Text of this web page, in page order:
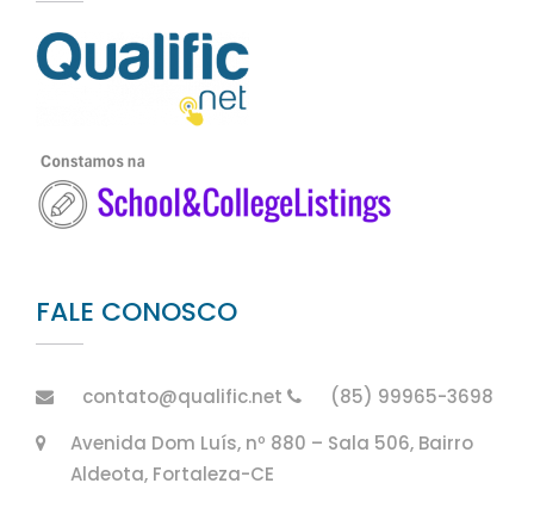
FALE CONOSCO
contato@qualific.net
(85) 99965-3698
Avenida Dom Luís, nº 880 – Sala 506, Bairro
Aldeota, Fortaleza-CE